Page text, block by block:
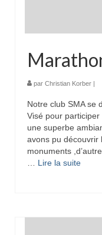
par Christian Korber
Notre club SMA se
Visé pour
une superbe
avons pu
monuments
… Lire la suite­­